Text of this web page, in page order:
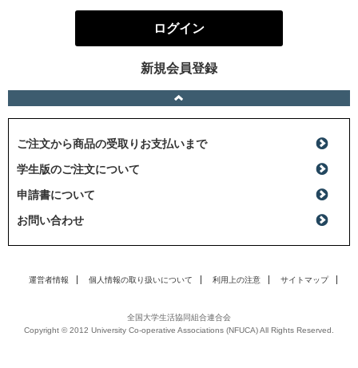
ログイン
新規会員登録
ご注文から商品の受取りお支払いまで
学生版のご注文について
申請書について
お問い合わせ
運営者情報 個人情報の取り扱いについて 利用上の注意 サイトマップ
全国大学生活協同組合連合会
Copyright © 2012 University Co-operative Associations (NFUCA) All Rights Reserved.